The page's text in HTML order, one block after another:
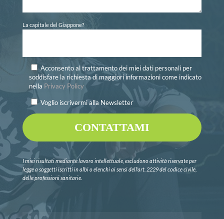
La capitale del Giappone?
Acconsento al trattamento dei miei dati personali per
soddisfare la richiesta di maggiori informazioni come indicato
nella Privacy Policy
Voglio iscrivermi alla Newsletter
I miei risultati mediante lavoro intellettuale, escludono attività riservate per
legge a soggetti iscritti in albi o elenchi ai sensi dell’art. 2229 del codice civile,
delle professioni sanitarie.